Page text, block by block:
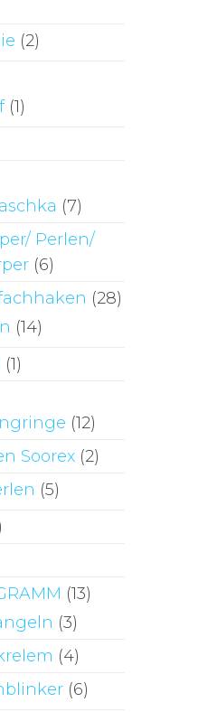
(2)
(1)
(7)
Perlen/
(6)
(28)
(14)
(1)
(12)
Soorex (2)
(5)
(13)
(3)
(4)
(6)